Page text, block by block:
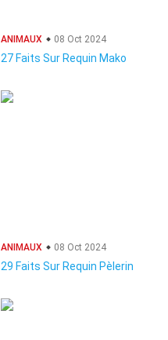
ANIMAUX 08 Oct 2024
27 Faits Sur Requin Mako
ANIMAUX 08 Oct 2024
29 Faits Sur Requin Pèlerin